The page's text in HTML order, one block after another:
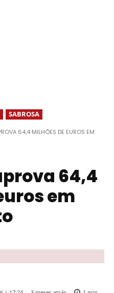
SABROSA
64,4 MILHÕES DE EUROS EM
64,4
em